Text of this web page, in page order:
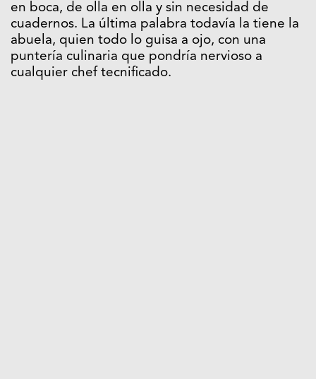
en boca, de olla en olla y sin necesidad de
cuadernos. La última palabra todavía la tiene la
abuela, quien todo lo guisa a ojo, con una
puntería culinaria que pondría nervioso a
cualquier chef tecnificado.